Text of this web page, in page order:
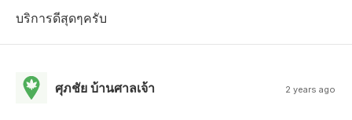
บริการดีสุดๆครับ
ศุภชัย บ้านศาลเจ้า 2 years ago